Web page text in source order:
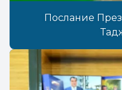
Послание